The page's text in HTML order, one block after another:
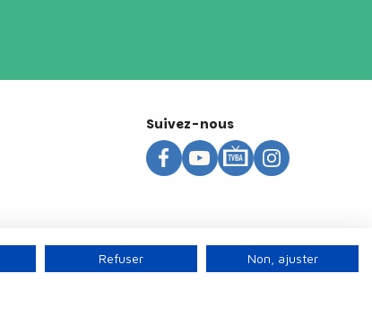
Suivez-nous
Refuser Non, ajuster